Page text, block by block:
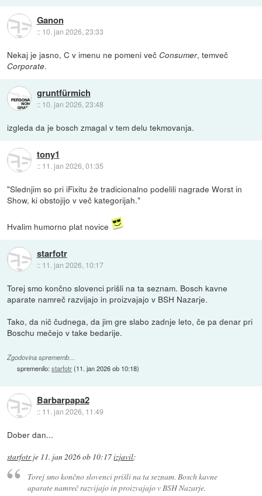
Ganon
:: 10. jan 2026, 23:33
Nekaj je jasno, C v imenu ne pomeni več Consumer, temveč
Corporate.
gruntfürmich
:: 10. jan 2026, 23:48
izgleda da je bosch zmagal v tem delu tekmovanja.
tony1
:: 11. jan 2026, 01:35
"Slednjim so pri iFixitu že tradicionalno podelili nagrade Worst in
Show, ki obstojijo v več kategorijah."
Hvalim humorno plat novice
starfotr
:: 11. jan 2026, 10:17
Torej smo končno slovenci prišli na ta seznam. Bosch kavne
aparate namreč razvijajo in proizvajajo v BSH Nazarje.
Tako, da nič čudnega, da jim gre slabo zadnje leto, če pa denar pri
Boschu mečejo v take bedarije.
Zgodovina sprememb…
spremenilo:starfotr(11. jan 2026 ob 10:18)
Barbarpapa2
:: 11. jan 2026, 11:49
Dober dan...
starfotrje 11. jan 2026 ob 10:17izjavil:
Torej smo končno slovenci prišli na ta seznam. Bosch kavne
aparate namreč razvijajo in proizvajajo v BSH Nazarje.